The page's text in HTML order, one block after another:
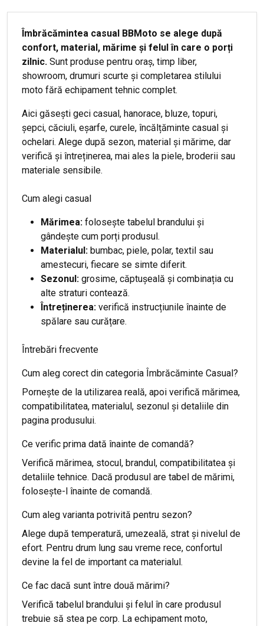
Îmbrăcămintea casual BBMoto se alege după
confort, material, mărime și felul în care o porți
zilnic. Sunt produse pentru oraș, timp liber,
showroom, drumuri scurte și completarea stilului
moto fără echipament tehnic complet.
Aici găsești geci casual, hanorace, bluze, topuri,
șepci, căciuli, eșarfe, curele, încălțăminte casual și
ochelari. Alege după sezon, material și mărime, dar
verifică și întreținerea, mai ales la piele, broderii sau
materiale sensibile.
Cum alegi casual
Mărimea: folosește tabelul brandului și
gândește cum porți produsul.
Materialul: bumbac, piele, polar, textil sau
amestecuri, fiecare se simte diferit.
Sezonul: grosime, căptușeală și combinația cu
alte straturi contează.
Întreținerea: verifică instrucțiunile înainte de
spălare sau curățare.
Întrebări frecvente
Cum aleg corect din categoria Îmbrăcăminte Casual?
Pornește de la utilizarea reală, apoi verifică mărimea,
compatibilitatea, materialul, sezonul și detaliile din
pagina produsului.
Ce verific prima dată înainte de comandă?
Verifică mărimea, stocul, brandul, compatibilitatea și
detaliile tehnice. Dacă produsul are tabel de mărimi,
folosește-l înainte de comandă.
Cum aleg varianta potrivită pentru sezon?
Alege după temperatură, umezeală, strat și nivelul de
efort. Pentru drum lung sau vreme rece, confortul
devine la fel de important ca materialul.
Ce fac dacă sunt între două mărimi?
Verifică tabelul brandului și felul în care produsul
trebuie să stea pe corp. La echipament moto,